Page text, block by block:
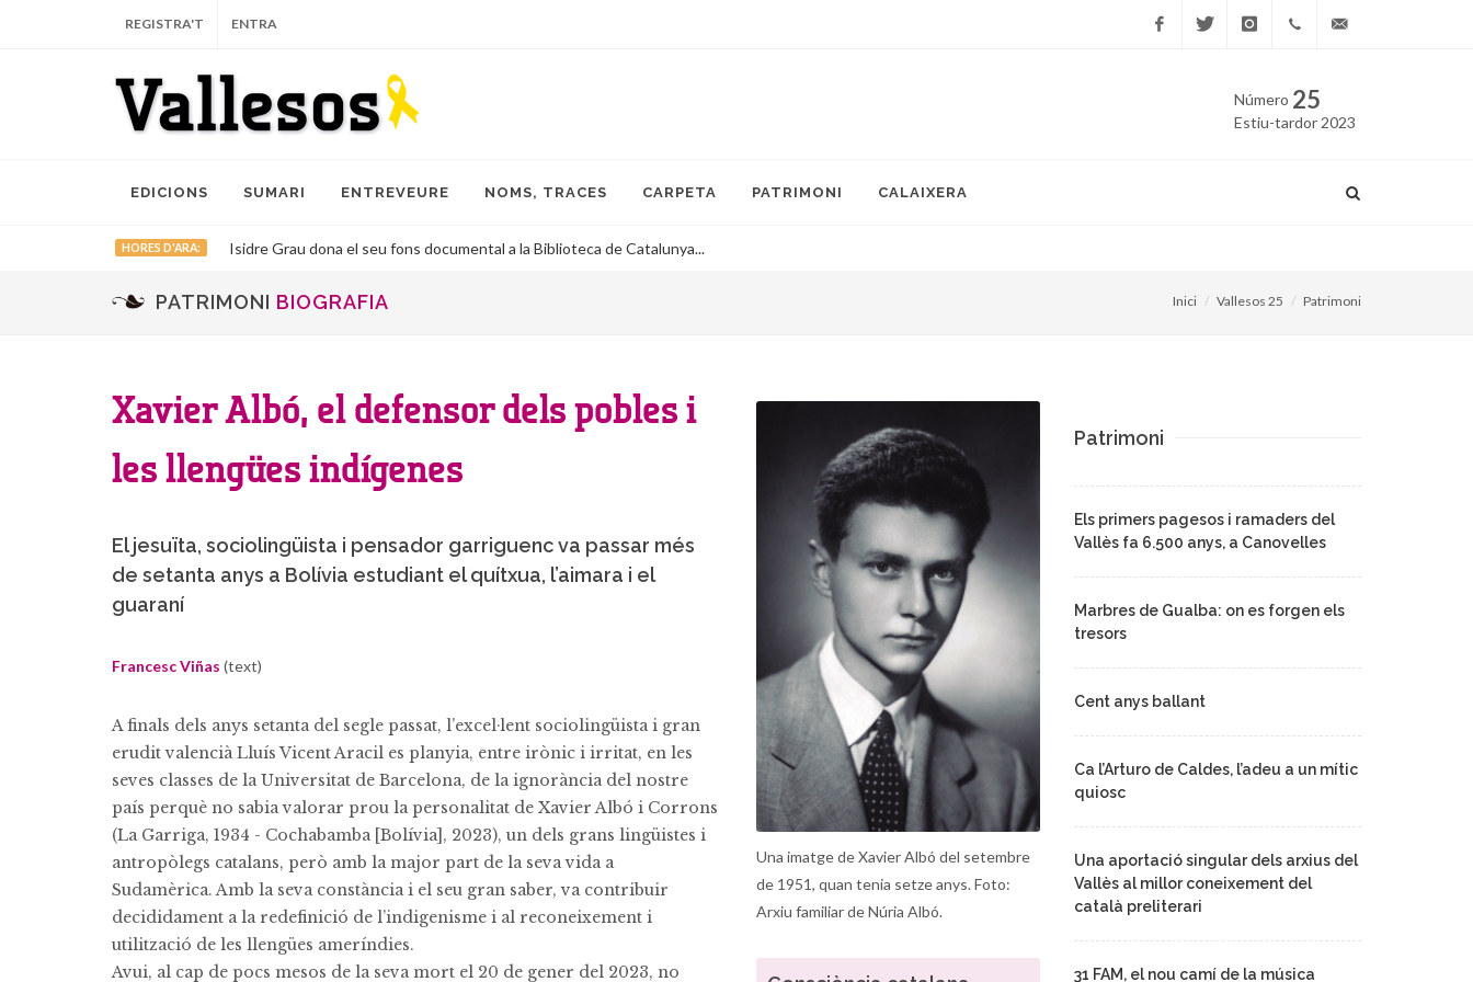
REGISTRA'T ENTRA
40 40
Número 25
Estiu-tardor 2023
EDICIONS SUMARI ENTREVEURE NOMS, TRACES CARPETA PATRIMONI CALAIXERA
HORES D'ARA: Isidre Grau dona el seu fons documental a la Biblioteca de Catalunya...
PATRIMONI BIOGRAFIA Inici Vallesos 25 Patrimoni
Xavier Albó, el defensor dels pobles i
les llengües indígenes
El jesuïta, sociolingüista i pensador garriguenc va passar més
de setanta anys a Bolívia estudiant el quítxua, l’aimara i el
guaraní
Francesc Viñas (text)
A finals dels anys setanta del segle passat, l’excel·lent sociolingüista i gran
erudit valencià Lluís Vicent Aracil es planyia, entre irònic i irritat, en les
seves classes de la Universitat de Barcelona, de la ignorància del nostre
país perquè no sabia valorar prou la personalitat de Xavier Albó i Corrons
(La Garriga, 1934 - Cochabamba [Bolívia], 2023), un dels grans lingüistes i
antropòlegs catalans, però amb la major part de la seva vida a
Sudamèrica. Amb la seva constància i el seu gran saber, va contribuir
decididament a la redefinició de l’indigenisme i al reconeixement i
utilització de les llengües ameríndies.
Avui, al cap de pocs mesos de la seva mort el 20 de gener del 2023, no
Una imatge de Xavier Albó del setembre
de 1951, quan tenia setze anys. Foto:
Arxiu familiar de Núria Albó.
Patrimoni
Els primers pagesos i ramaders del
Vallès fa 6.500 anys, a Canovelles
Marbres de Gualba: on es forgen els
tresors
Cent anys ballant
Ca l’Arturo de Caldes, l’adeu a un mític
quiosc
Una aportació singular dels arxius del
Vallès al millor coneixement del
català preliterari
31 FAM, el nou camí de la música